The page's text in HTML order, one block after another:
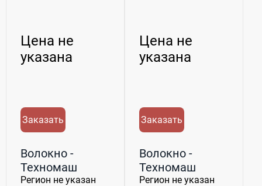
Цена не
указана
Заказать
Волокно -
Техномаш
Регион не указан
Цена не
указана
Заказать
Волокно -
Техномаш
Регион не указан